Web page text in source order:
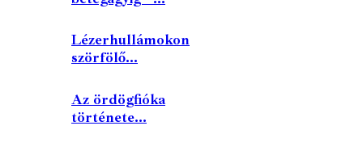
Lézerhullámokon
szörfölő...
Az ördögfióka
története...